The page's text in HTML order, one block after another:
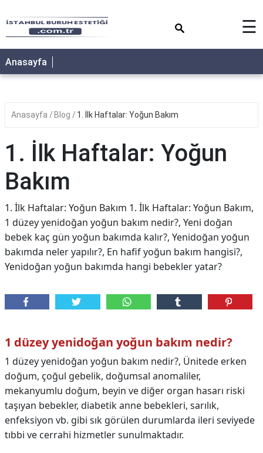
☰
Anasayfa
Anasayfa Blog 1. İlk Haftalar: Yoğun Bakım
1. İlk Haftalar: Yoğun
Bakım
1. İlk Haftalar: Yoğun Bakım 1. İlk Haftalar: Yoğun Bakım,
1 düzey yenidoğan yoğun bakım nedir?, Yeni doğan
bebek kaç gün yoğun bakımda kalır?, Yenidoğan yoğun
bakımda neler yapılır?, En hafif yoğun bakım hangisi?,
Yenidoğan yoğun bakımda hangi bebekler yatar?
1 düzey yenidoğan yoğun bakım nedir?
1 düzey yenidoğan yoğun bakım nedir?, Ünitede erken
doğum, çoğul gebelik, doğumsal anomaliler,
mekanyumlu doğum, beyin ve diğer organ hasarı riski
taşıyan bebekler, diabetik anne bebekleri, sarılık,
enfeksiyon vb. gibi sık görülen durumlarda ileri seviyede
tıbbi ve cerrahi hizmetler sunulmaktadır.